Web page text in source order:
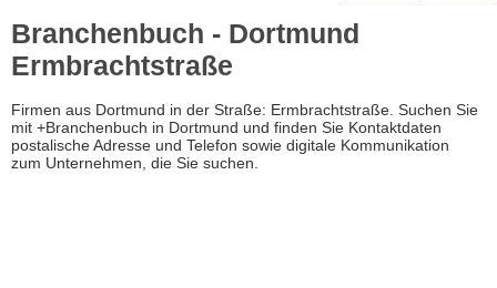
Branchenbuch - Dortmund
Ermbrachtstraße
Firmen aus Dortmund in der Straße: Ermbrachtstraße. Suchen Sie
mit +Branchenbuch in Dortmund und finden Sie Kontaktdaten
postalische Adresse und Telefon sowie digitale Kommunikation
zum Unternehmen, die Sie suchen.